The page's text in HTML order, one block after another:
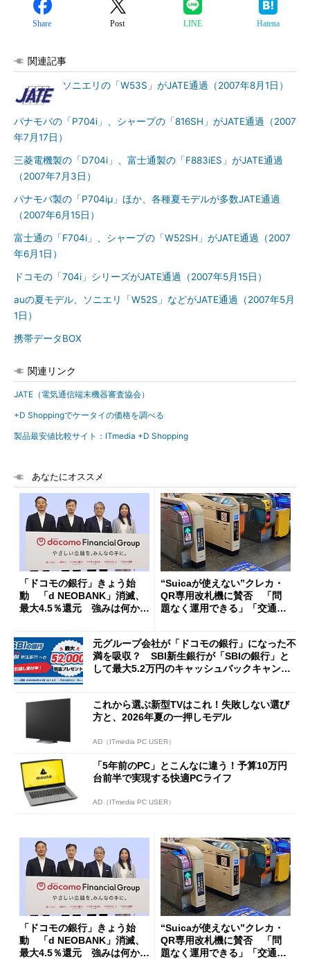
Share Post LINE Hatena
関連記事
ソニエリの「W53S」がJATE通過（2007年8月1日）
パナモバの「P704i」、シャープの「816SH」がJATE通過（2007
年7月17日）
三菱電機製の「D704i」、富士通製の「F883iES」がJATE通過
（2007年7月3日）
パナモバ製の「P704iμ」ほか、各種夏モデルが多数JATE通過
（2007年6月15日）
富士通の「F704i」、シャープの「W52SH」がJATE通過（2007
年6月1日）
ドコモの「704i」シリーズがJATE通過（2007年5月15日）
auの夏モデル、ソニエリ「W52S」などがJATE通過（2007年5月
1日）
携帯データBOX
関連リンク
JATE（電気通信端末機器審査協会）
+D Shoppingでケータイの価格を調べる
製品最安値比較サイト：ITmedia +D Shopping
あなたにオススメ
「ドコモの銀行」きょう始
動 「d NEOBANK」消滅、
最大4.5％還元 強みは何か解
“Suicaが使えない”クレカ・
QR専用改札機に賛否 「問
題なく運用できる」「交通系I
元グループ会社が「ドコモの銀行」になった不
満を吸収？ SBI新生銀行が「SBIの銀行」と
して最大5.2万円のキャッシュバックキャンペ
これから選ぶ新型TVはこれ！失敗しない選び
方と、2026年夏の一押しモデル
AD（ITmedia PC USER）
「5年前のPC」とこんなに違う！予算10万円
台前半で実現する快適PCライフ
AD（ITmedia PC USER）
「ドコモの銀行」きょう始
動 「d NEOBANK」消滅、
最大4.5％還元 強みは何か解
“Suicaが使えない”クレカ・
QR専用改札機に賛否 「問
題なく運用できる」「交通系I